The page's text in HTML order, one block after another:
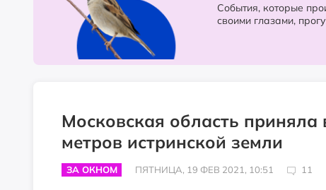
Партнёрский материал Народные новости
События, которые происходят в
своими глазами,
Московская область приняла
метров истринской земли
ЗА ОКНОМ ПЯТНИЦА, 19 ФЕВ 2021, 10:51 11